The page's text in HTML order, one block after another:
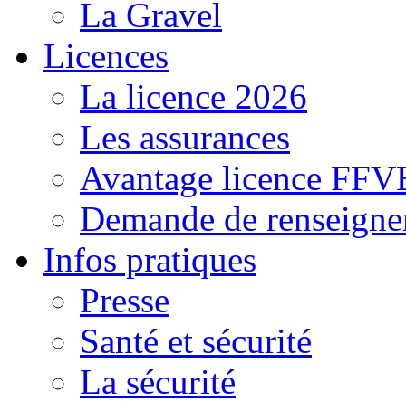
La Gravel
Licences
La licence 2026
Les assurances
Avantage licence
Demande de
Infos pratiques
Presse
Santé et sécurité
La sécurité